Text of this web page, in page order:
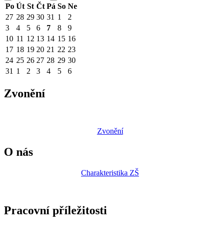
Po Út St Čt Pá So Ne
27 28 29 30 31 1
2
3
4 5 6 7 8
9
10 11 12 13 14 15 16
17 18 19 20 21 22 23
24 25 26 27 28 29 30
31 1 2 3 4 5 6
Zvonění
Zvonění
O nás
Charakteristika ZŠ
Pracovní příležitosti